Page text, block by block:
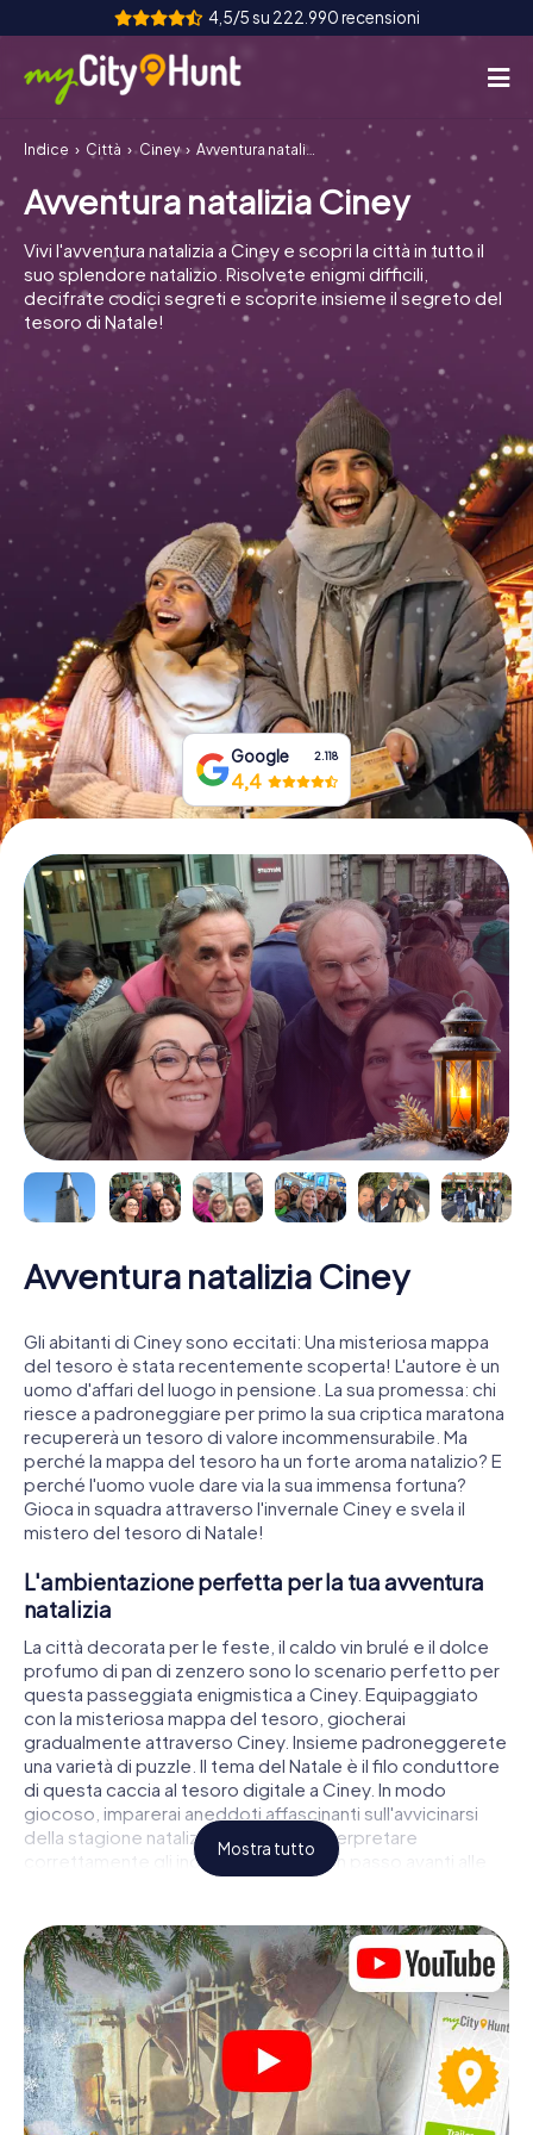
4,5/5 su 222.990 recensioni
Come funziona
Città
Tour
Team Building
Biglietti
INT CH
DE
FR UK
IE
IT
Prenota Biglietti
Acquista i Voucher
Indice Città Ciney Avventura natalizia Ciney
Avventura natalizia Ciney
Vivi l'avventura natalizia a Ciney e scopri la città in tutto il
suo splendore natalizio. Risolvete enigmi difficili,
decifrate codici segreti e scoprite insieme il segreto del
tesoro di Natale!
Google 2.118
4,4
Avventura natalizia Ciney
Gli abitanti di Ciney sono eccitati: Una misteriosa mappa
del tesoro è stata recentemente scoperta! L'autore è un
uomo d'affari del luogo in pensione. La sua promessa: chi
riesce a padroneggiare per primo la sua criptica maratona
recupererà un tesoro di valore incommensurabile. Ma
perché la mappa del tesoro ha un forte aroma natalizio? E
perché l'uomo vuole dare via la sua immensa fortuna?
Gioca in squadra attraverso l'invernale Ciney e svela il
mistero del tesoro di Natale!
L'ambientazione perfetta per la tua avventura
natalizia
La città decorata per le feste, il caldo vin brulé e il dolce
profumo di pan di zenzero sono lo scenario perfetto per
questa passeggiata enigmistica a Ciney. Equipaggiato
con la misteriosa mappa del tesoro, giocherai
gradualmente attraverso Ciney. Insieme padroneggerete
una varietà di puzzle. Il tema del Natale è il filo conduttore
di questa caccia al tesoro digitale a Ciney. In modo
giocoso, imparerai aneddoti affascinanti sull'avvicinarsi
della stagione natalizia. Riuscirai ad interpretare
correttamente gli indizi e a rimanere un passo avanti alle
altre squadre di cacciatori di tesori?
Il mercatino di Natale di Ciney come tappa
Metti insieme una squadra competente di amici o membri
della famiglia e parti insieme per una caccia al tesoro
natalizia attraverso Ciney. Tutto ciò di cui hai bisogno è un
biglietto di partecipazione, uno smartphone con accesso
a Internet e il giusto spirito di squadra. Puoi giocare in
qualsiasi momento!
Mostra tutto